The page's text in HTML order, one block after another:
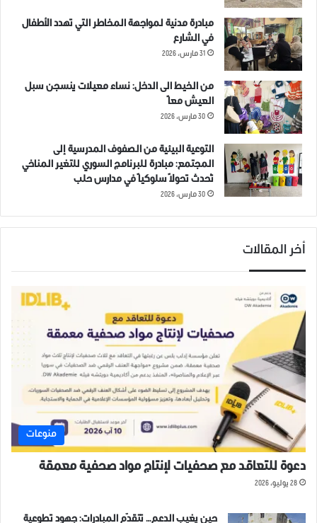
مبادرة مدنية لمواجهة المخاطر التي تهدد الأطفال
في الشارع
31 مارس، 2026
من الخيط الى الدخل: نساء معيلات ينسجن سبل
العيش معاً
30 مارس، 2026
التوعية البيئية من الصفوف المدرسية إلى
المجتمع: مبادرة للبرنامج السوري للتغير المناخي
تُحدث تحولاً سلوكياً في مدارس حلب
30 مارس، 2026
أخر المقالات
منوعات
دعوة للتعاقد مع صحفيات لإنتاج مواد صحفية معمقة
28 يوليو، 2026
حين يغيب الدعم… تتقدّم المبادرات: جهود تطوعية